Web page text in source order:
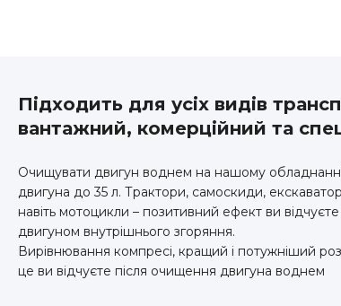
Підходить для усіх видів
вантажний, комерційний та
Очищувати двигун воднем на нашому
двигуна до 35 л. Трактори, самоскиди,
навіть мотоцикли – позитивний ефект ви
двигуном внутрішнього згоряння.
Вирівнювання компресі, кращий і потужніший
це ви відчуєте після очищення двигуна воднем